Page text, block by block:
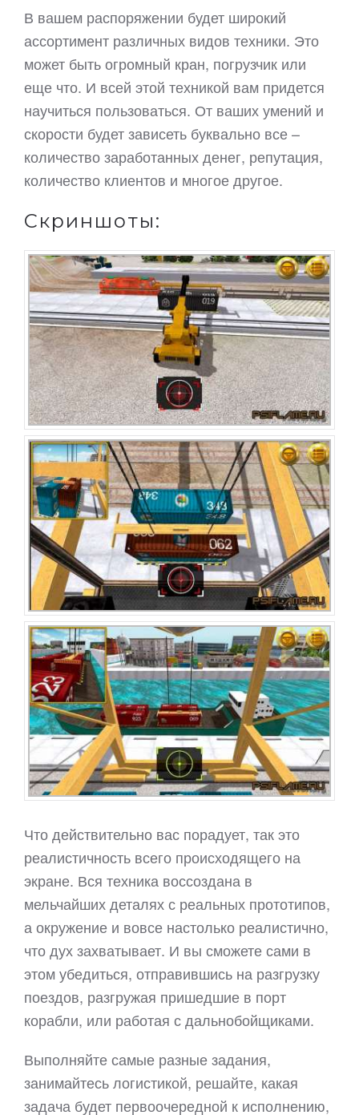
В вашем распоряжении будет широкий
ассортимент различных видов техники. Это
может быть огромный кран, погрузчик или
еще что. И всей этой техникой вам придется
научиться пользоваться. От ваших умений и
скорости будет зависеть буквально все –
количество заработанных денег, репутация,
количество клиентов и многое другое.
Скриншоты:
Что действительно вас порадует, так это
реалистичность всего происходящего на
экране. Вся техника воссоздана в
мельчайших деталях с реальных прототипов,
а окружение и вовсе настолько реалистично,
что дух захватывает. И вы сможете сами в
этом убедиться, отправившись на разгрузку
поездов, разгружая пришедшие в порт
корабли, или работая с дальнобойщиками.
Выполняйте самые разные задания,
занимайтесь логистикой, решайте, какая
задача будет первоочередной к исполнению,